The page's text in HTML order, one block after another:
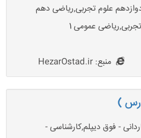
و 2 و 3,ریاضی دوازدهم علوم تجربی,ریاضی دهم
ریاضی فیزیک,ریاضی دهم علوم تجربی,ریاضی عمومی 1
منبع: HezarOstad.ir
)
- فوق دیپلم,کارشناسی -